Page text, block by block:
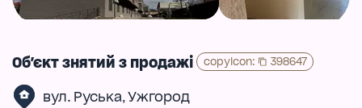
Об'єкт знятий з продажі copyIcon: 398647
вул. Руська, Ужгород